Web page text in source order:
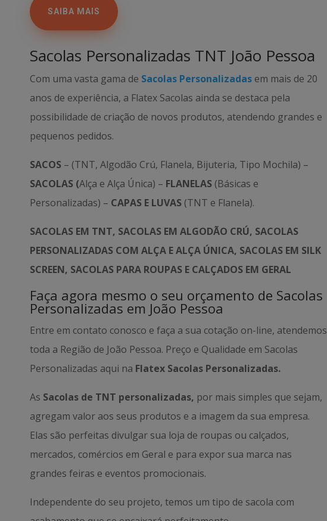
SAIBA MAIS
Sacolas Personalizadas TNT João Pessoa
Com uma vasta gama de Sacolas Personalizadas em mais de 20
anos de experiência, a Flatex Sacolas ainda se destaca pela
possibilidade de criação de novos produtos, atendendo grandes e
pequenos pedidos.
SACOS – (TNT, Algodão Crú, Flanela, Bijuteria, Tipo Mochila) –
SACOLAS (Alça e Alça Única) – FLANELAS (Básicas e
Personalizadas) – CAPAS E LUVAS (TNT e Flanela).
SACOLAS EM TNT, SACOLAS EM ALGODÃO CRÚ, SACOLAS
PERSONALIZADAS COM ALÇA E ALÇA ÚNICA, SACOLAS EM SILK
SCREEN, SACOLAS PARA ROUPAS E CALÇADOS EM GERAL
Faça agora mesmo o seu orçamento de Sacolas
Personalizadas em João Pessoa
Entre em contato conosco e faça a sua cotação on-line, atendemos
toda a Região de João Pessoa. Preço e Qualidade em Sacolas
Personalizadas aqui na Flatex Sacolas Personalizadas.
As Sacolas de TNT personalizadas, por mais simples que sejam,
agregam valor aos seus produtos e a imagem da sua empresa.
Elas são perfeitas divulgar sua loja de roupas ou calçados,
mercados, comércios em Geral e para expor sua marca nas
grandes feiras e eventos promocionais.
Independente do seu projeto, temos um tipo de sacola com